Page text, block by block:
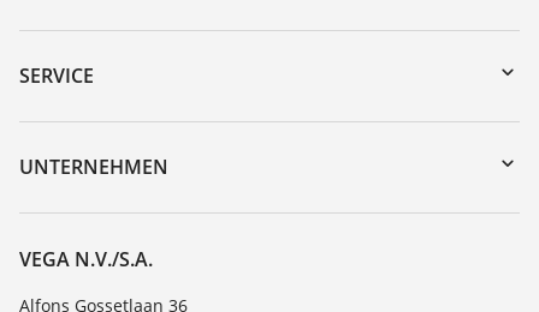
Download-Center
Gerätesuche (Seriennummer)
DTM Collection/PACTware
SERVICE
Geräterücksendung
Trainings
Beständigkeitsliste
UNTERNEHMEN
Über VEGA
Kontakt
News
VEGA N.V./S.A.
Alfons Gossetlaan 36